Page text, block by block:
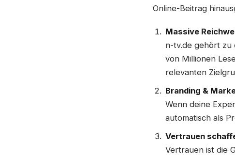
Online-Beitrag
Massive
n-tv.de gehört zu
von Millionen
relevanten
Branding &
Wenn deine
automatisch als
Vertrauen
Vertrauen ist die